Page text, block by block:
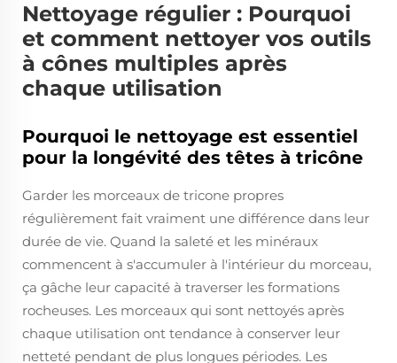
Nettoyage régulier : Pourquoi
et comment nettoyer vos outils
à cônes multiples après
chaque utilisation
Pourquoi le nettoyage est essentiel
pour la longévité des têtes à tricône
Garder les morceaux de tricone propres
régulièrement fait vraiment une différence dans leur
durée de vie. Quand la saleté et les minéraux
commencent à s'accumuler à l'intérieur du morceau,
ça gâche leur capacité à traverser les formations
rocheuses. Les morceaux qui sont nettoyés après
chaque utilisation ont tendance à conserver leur
netteté pendant de plus longues périodes. Les